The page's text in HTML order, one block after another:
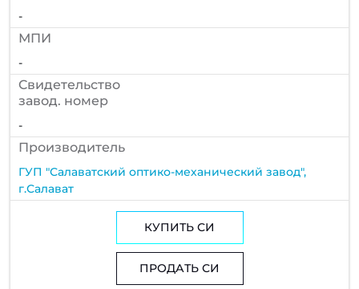
-
МПИ
-
Cвидетельство
завод. номер
-
Производитель
ГУП "Салаватский оптико-механический завод",
г.Салават
КУПИТЬ СИ
ПРОДАТЬ СИ